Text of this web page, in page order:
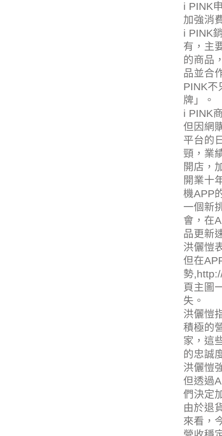
i PINK
加強消
i PINK
有，主
的商品
品並合
PINK不
牌」。
i PINK
但因網
平台的
頸，業
開店，
開業十
機APP
一個新
會，在
品更新
洪儷愷
但在
勢,
頁主圖
失。
洪儷愷
積極的
家，這
的忠誠
洪儷愷
但透過
們決定
由於退
來看，